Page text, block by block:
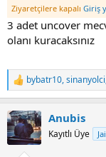
Ziyaretçilere kapalı Giriş
3 adet uncover
olanı kuracaksınız
R
e
c
t
i
bybatr10,sinanyolci
Anubis
Kayıtlı Üye